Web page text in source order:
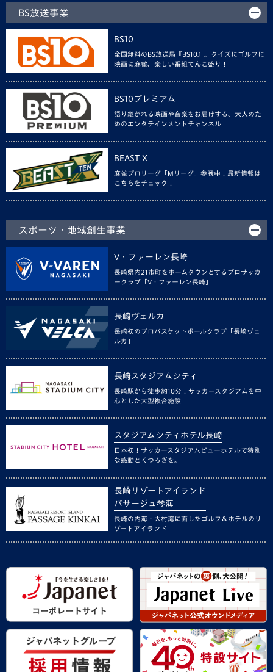
BS放送事業
BS10
全国無料のBS放送局『BS10』。クイズにゴルフに
映画に麻雀、楽しい番組てんこ盛り！
BS10プレミアム
語り継がれる映画や音楽をお届けする、大人のた
めのエンタテインメントチャンネル
BEAST X
麻雀プロリーグ「Mリーグ」参戦中！最新情報は
こちらをチェック！
スポーツ・地域創生事業
V・ファーレン長崎
長崎県内21市町をホームタウンとするプロサッカ
ークラブ「V・ファーレン長崎」
長崎ヴェルカ
長崎初のプロバスケットボールクラブ「長崎ヴェ
ルカ」
長崎スタジアムシティ
長崎駅から徒歩約10分！サッカースタジアムを中
心とした大型複合施設
スタジアムシティホテル長崎
日本初！サッカースタジアムビューホテルで特別
な感動とくつろぎを。
長崎リゾートアイランド
パサージュ琴海
長崎の内海・大村湾に面したゴルフ＆ホテルのリ
ゾートアイランド